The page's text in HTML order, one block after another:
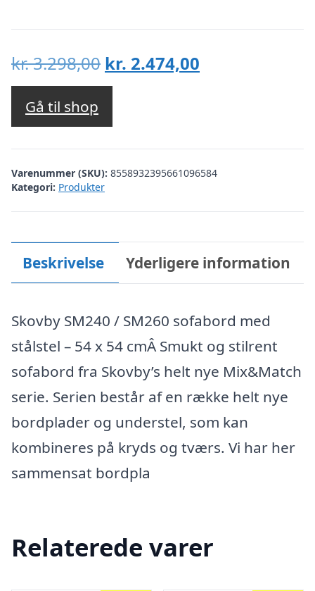
kr.3.298,00 Den
oprindelige
var:
kr. 3.298,00.
kr. 2.474,00
kr. 2.474,00.
Gå til shop
Varenummer (SKU): 8558932395661096584
Kategori: Produkter
Beskrivelse Yderligere information
Skovby SM240 / SM260 sofabord med
stålstel – 54 x 54 cmÂ Smukt og stilrent
sofabord fra Skovby’s helt nye Mix&Match
serie. Serien består af en række helt nye
bordplader og understel, som kan
kombineres på kryds og tværs. Vi har her
sammensat bordpla
Relaterede varer